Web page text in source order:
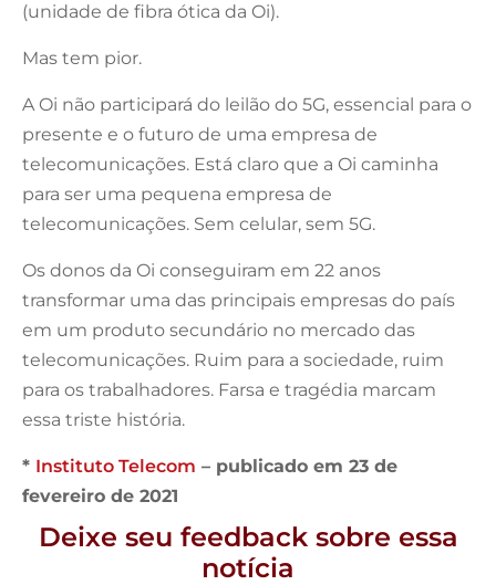
(unidade de fibra ótica da Oi).
Mas tem pior.
A Oi não participará do leilão do 5G, essencial para o
presente e o futuro de uma empresa de
telecomunicações. Está claro que a Oi caminha
para ser uma pequena empresa de
telecomunicações. Sem celular, sem 5G.
Os donos da Oi conseguiram em 22 anos
transformar uma das principais empresas do país
em um produto secundário no mercado das
telecomunicações. Ruim para a sociedade, ruim
para os trabalhadores. Farsa e tragédia marcam
essa triste história.
* Instituto Telecom – publicado em 23 de
fevereiro de 2021
Deixe seu feedback sobre essa
notícia